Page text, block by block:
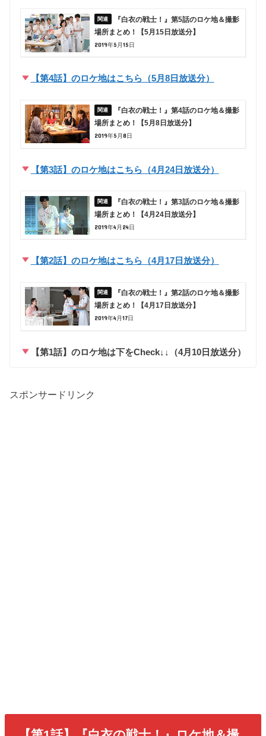
『白衣の戦士！』第5話のロケ地＆撮影
場所まとめ！【5月15日放送分】
2019年5月15日
【第4話】のロケ地はこちら（5月8日放送分）
『白衣の戦士！』第4話のロケ地＆撮影
場所まとめ！【5月8日放送分】
2019年5月8日
【第3話】のロケ地はこちら（4月24日放送分）
『白衣の戦士！』第3話のロケ地＆撮影
場所まとめ！【4月24日放送分】
2019年4月24日
【第2話】のロケ地はこちら（4月17日放送分）
『白衣の戦士！』第2話のロケ地＆撮影
場所まとめ！【4月17日放送分】
2019年4月17日
【第1話】のロケ地は下をCheck↓↓（4月10日放送分）
スポンサードリンク